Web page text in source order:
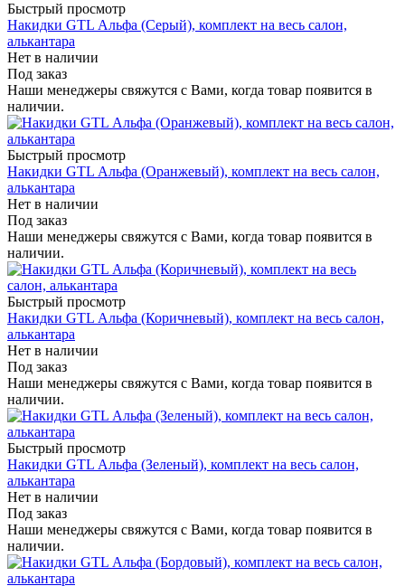
Быстрый просмотр
Накидки GTL Альфа (Серый), комплект на весь салон,
алькантара
Нет в наличии
Под заказ
Наши менеджеры свяжутся с Вами, когда товар появится в
наличии.
Быстрый просмотр
Накидки GTL Альфа (Оранжевый), комплект на весь салон,
алькантара
Нет в наличии
Под заказ
Наши менеджеры свяжутся с Вами, когда товар появится в
наличии.
Быстрый просмотр
Накидки GTL Альфа (Коричневый), комплект на весь салон,
алькантара
Нет в наличии
Под заказ
Наши менеджеры свяжутся с Вами, когда товар появится в
наличии.
Быстрый просмотр
Накидки GTL Альфа (Зеленый), комплект на весь салон,
алькантара
Нет в наличии
Под заказ
Наши менеджеры свяжутся с Вами, когда товар появится в
наличии.